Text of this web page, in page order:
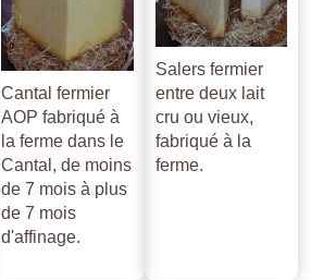
Cantal fermier
AOP fabriqué à
la ferme dans le
Cantal, de moins
de 7 mois à plus
de 7 mois
d'affinage.
Salers fermier
entre deux lait
cru ou vieux,
fabriqué à la
ferme.